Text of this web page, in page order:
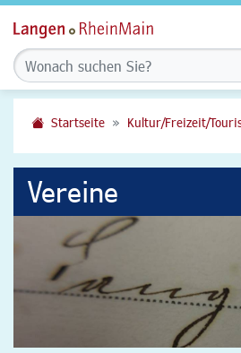
Startseite Kultur/Freizeit/
Vereine